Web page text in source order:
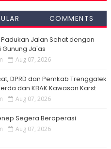
COMMENTS
Jalan Sehat dengan
Gunung Ja'as
Aug 07, 2026
DPRD dan Pemkab Trenggalek
dan KBAK Kawasan Karst
Aug 07, 2026
Segera Beroperasi
Aug 07, 2026